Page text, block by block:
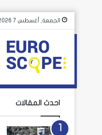
الجمعة, أغسطس 7 2026
احدث المقالات